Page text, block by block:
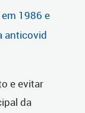
1986 e
anticovid
e evitar
da